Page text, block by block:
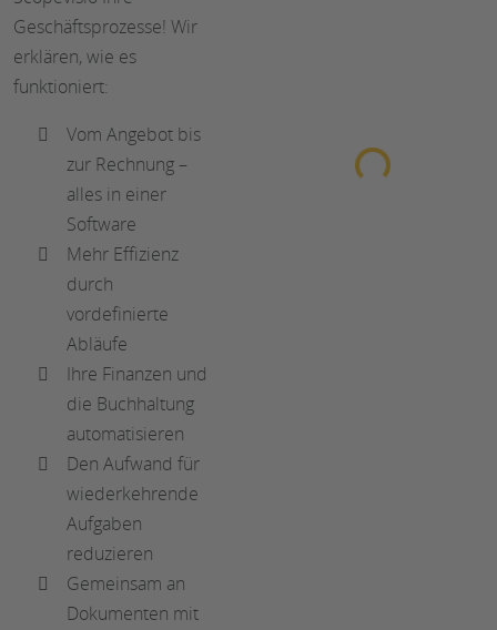
Geschäftsprozesse! Wir
erklären, wie es
funktioniert:
Vom Angebot bis
zur Rechnung –
alles in einer
Software
Mehr Effizienz
durch
vordefinierte
Abläufe
Ihre Finanzen und
die Buchhaltung
automatisieren
Den Aufwand für
wiederkehrende
Aufgaben
reduzieren
Gemeinsam an
Dokumenten mit
Loading...